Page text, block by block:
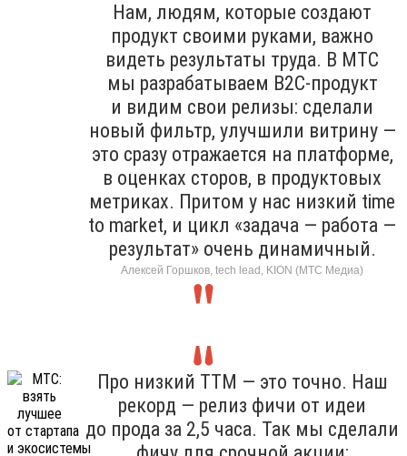
Нам, людям, которые создают
продукт своими руками, важно
видеть результаты труда. В МТС
мы разрабатываем B2C-продукт
и видим свои релизы: сделали
новый фильтр, улучшили витрину —
это сразу отражается на платформе,
в оценках сторов, в продуктовых
метриках. Притом у нас низкий time
to market, и цикл «задача — работа —
результат» очень динамичный.
Алексей Горшков, tech lead, KION (МТС Медиа)
Про низкий TTM — это точно. Наш
рекорд — релиз фичи от идеи
до прода за 2,5 часа. Так мы сделали